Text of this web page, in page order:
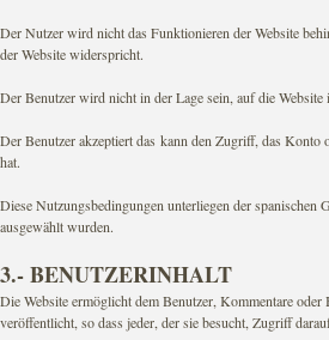
Der Nutzer wird nicht das Funktionieren der Website
der Website widerspricht.
Der Benutzer wird nicht in der Lage sein, auf die
Der Benutzer akzeptiert das kann den Zugriff, das Konto
hat.
Diese Nutzungsbedingungen unterliegen der spanischen
ausgewählt wurden.
3.- BENUTZERINHALT
Die Website ermöglicht dem Benutzer, Kommentare
veröffentlicht, so dass jeder, der sie besucht, Zugriff